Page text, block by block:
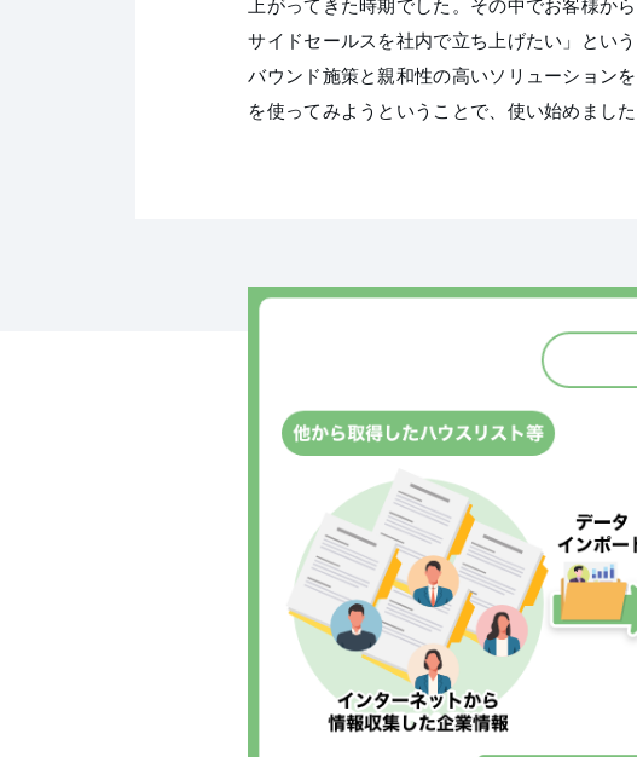
上がってきた時期でした。その中でお客様か
サイドセールスを社内で立ち上げたい」とい
バウンド施策と親和性の高いソリューション
を使ってみようということで、使い始めました